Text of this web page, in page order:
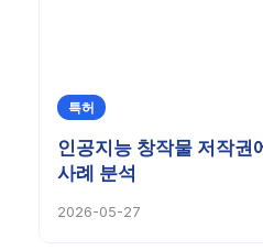
특허
인공지능 창작물 저작권
사례 분석
2026-05-27